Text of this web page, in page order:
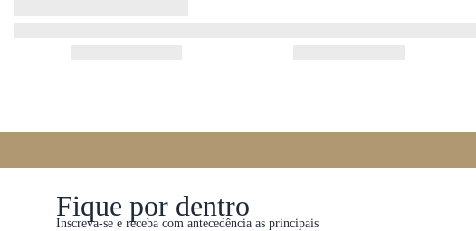
Fique por dentro
Inscreva-se e receba com antecedência as principais